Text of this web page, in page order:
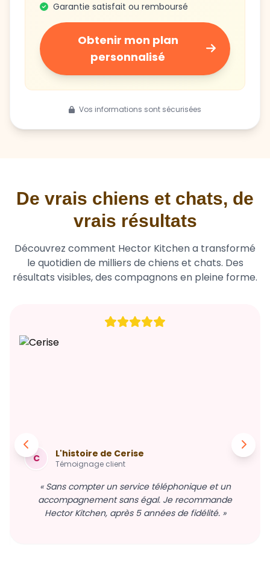
Garantie satisfait ou remboursé
Obtenir mon plan
personnalisé
Vos informations sont sécurisées
De vrais chiens et chats, de
vrais résultats
Découvrez comment Hector Kitchen a transformé
le quotidien de milliers de chiens et chats. Des
résultats visibles, des compagnons en pleine forme.
C L'histoire de Cerise
Témoignage client
« Sans compter un service téléphonique et un
accompagnement sans égal. Je recommande
Hector Kitchen, après 5 années de fidélité. »